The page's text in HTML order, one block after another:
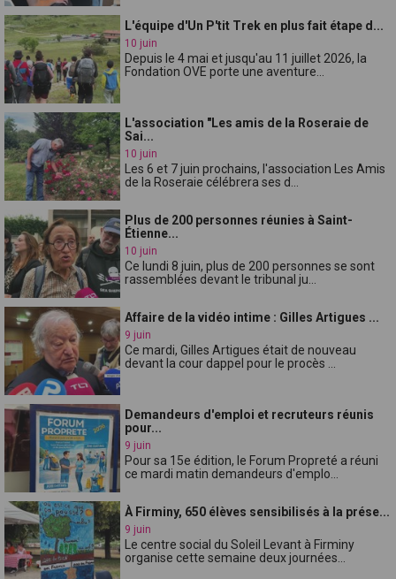
L'équipe d'Un P'tit Trek en plus fait étape d...
10 juin
Depuis le 4 mai et jusqu'au 11 juillet 2026, la
Fondation OVE porte une aventure...
L'association "Les amis de la Roseraie de
Sai...
10 juin
Les 6 et 7 juin prochains, l'association Les Amis
de la Roseraie célébrera ses d...
Plus de 200 personnes réunies à Saint-
Étienne...
10 juin
Ce lundi 8 juin, plus de 200 personnes se sont
rassemblées devant le tribunal ju...
Affaire de la vidéo intime : Gilles Artigues ...
9 juin
Ce mardi, Gilles Artigues était de nouveau
devant la cour dappel pour le procès ...
Demandeurs d'emploi et recruteurs réunis
pour...
9 juin
Pour sa 15e édition, le Forum Propreté a réuni
ce mardi matin demandeurs d'emplo...
À Firminy, 650 élèves sensibilisés à la prése...
9 juin
Le centre social du Soleil Levant à Firminy
organise cette semaine deux journées...